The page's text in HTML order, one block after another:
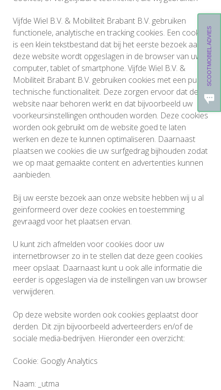
SCOOTMOBIEL ADVIES
Vijfde Wiel B.V. & Mobiliteit Brabant B.V. gebruiken
functionele, analytische en tracking cookies. Een cookie
is een klein tekstbestand dat bij het eerste bezoek aan
deze website wordt opgeslagen in de browser van uw
computer, tablet of smartphone. Vijfde Wiel B.V. &
Mobiliteit Brabant B.V. gebruiken cookies met een puur
technische functionaliteit. Deze zorgen ervoor dat de
website naar behoren werkt en dat bijvoorbeeld uw
voorkeursinstellingen onthouden worden. Deze cookies
worden ook gebruikt om de website goed te laten
werken en deze te kunnen optimaliseren. Daarnaast
plaatsen we cookies die uw surfgedrag bijhouden zodat
we op maat gemaakte content en advertenties kunnen
aanbieden.
Bij uw eerste bezoek aan onze website hebben wij u al
geïnformeerd over deze cookies en toestemming
gevraagd voor het plaatsen ervan.
U kunt zich afmelden voor cookies door uw
internetbrowser zo in te stellen dat deze geen cookies
meer opslaat. Daarnaast kunt u ook alle informatie die
eerder is opgeslagen via de instellingen van uw browser
verwijderen.
Op deze website worden ook cookies geplaatst door
derden. Dit zijn bijvoorbeeld adverteerders en/of de
sociale media-bedrijven. Hieronder een overzicht:
Cookie: Googly Analytics
Naam: _utma